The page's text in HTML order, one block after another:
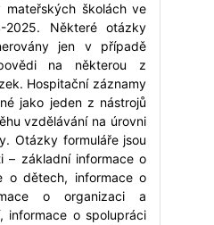
mateřských školách ve
2025. Některé otázky
jen v případě
na některou z
Hospitační záznamy
jako jeden z nástrojů
vzdělávání na úrovni
Otázky formuláře jsou
– základní informace o
o dětech, informace o
o organizaci a
informace o spolupráci